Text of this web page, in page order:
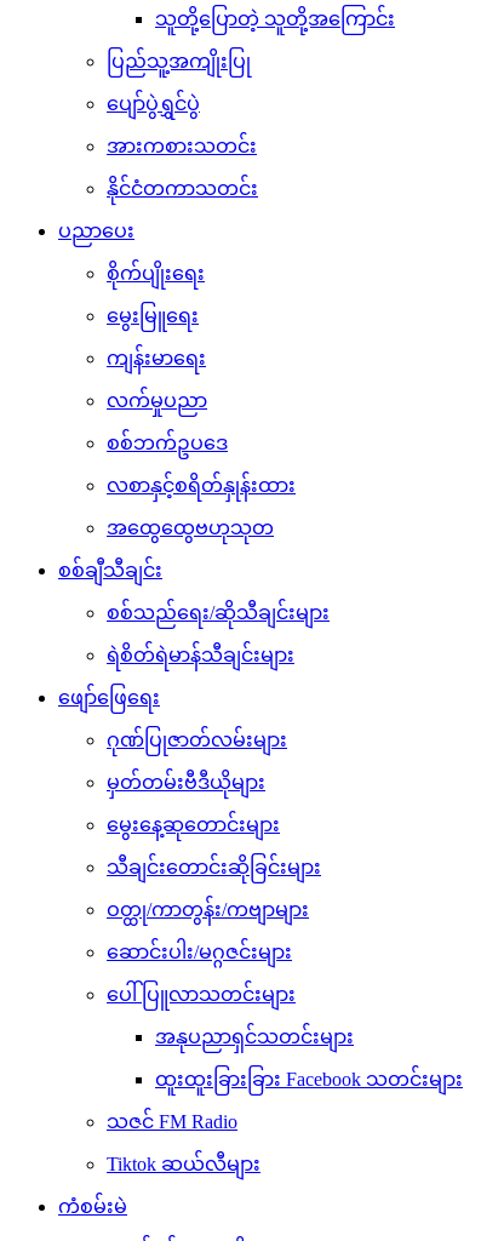
သူတို့ပြောတဲ့ သူတို့အကြောင်း
ပြည်သူ့အကျိုးပြု
ပျော်ပွဲရွှင်ပွဲ
အားကစားသတင်း
နိုင်ငံတကာသတင်း
ပညာပေး
စိုက်ပျိုးရေး
မွေးမြူရေး
ကျန်းမာရေး
လက်မှုပညာ
စစ်ဘက်ဥပဒေ
လစာနှင့်စရိတ်နှုန်းထား
အထွေထွေဗဟုသုတ
စစ်ချီသီချင်း
စစ်သည်ရေး/ဆိုသီချင်းများ
ရဲစိတ်ရဲမာန်သီချင်းများ
ဖျော်ဖြေရေး
ဂုဏ်ပြုဇာတ်လမ်းများ
မှတ်တမ်းဗီဒီယိုများ
မွေးနေ့ဆုတောင်းများ
သီချင်းတောင်းဆိုခြင်းများ
ဝတ္ထု/ကာတွန်း/ကဗျာများ
ဆောင်းပါး/မဂ္ဂဇင်းများ
ပေါ်ပြူလာသတင်းများ
အနုပညာရှင်သတင်းများ
ထူးထူးခြားခြား Facebook သတင်းများ
သဇင် FM Radio
Tiktok ဆယ်လီများ
ကံစမ်းမဲ